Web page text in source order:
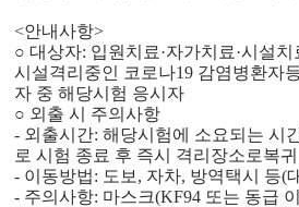
<안내사항>
○ 대상자: 입원치료·자가치료·시설
시설격리중인 코로나19 감염병환자
자 중 해당시험 응시자
○ 외출 시 주의사항
- 외출시간: 해당시험에 소요되는 시
로 시험 종료 후 즉시 격리장소로복귀
- 이동방법: 도보, 자차, 방역택시 등(
- 주의사항: 마스크(KF94 또는 동급